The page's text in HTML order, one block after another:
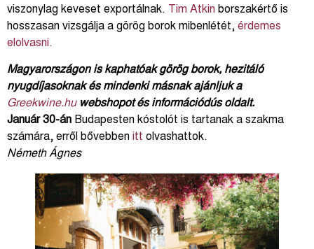
viszonylag keveset exportálnak.
Tim Atkin borszakértő is
hosszasan vizsgálja a görög borok mibenlétét, érdemes
elolvasni.
Magyarországon is kaphatóak görög borok, hezitáló
nyugdíjasoknak és mindenki másnak ajánljuk a
Greekwine.huwebshopot és információdús oldalt.
Január 30-án Budapesten kóstolót is tartanak a szakma
számára, erről bővebben itt olvashattok.
Németh Ágnes